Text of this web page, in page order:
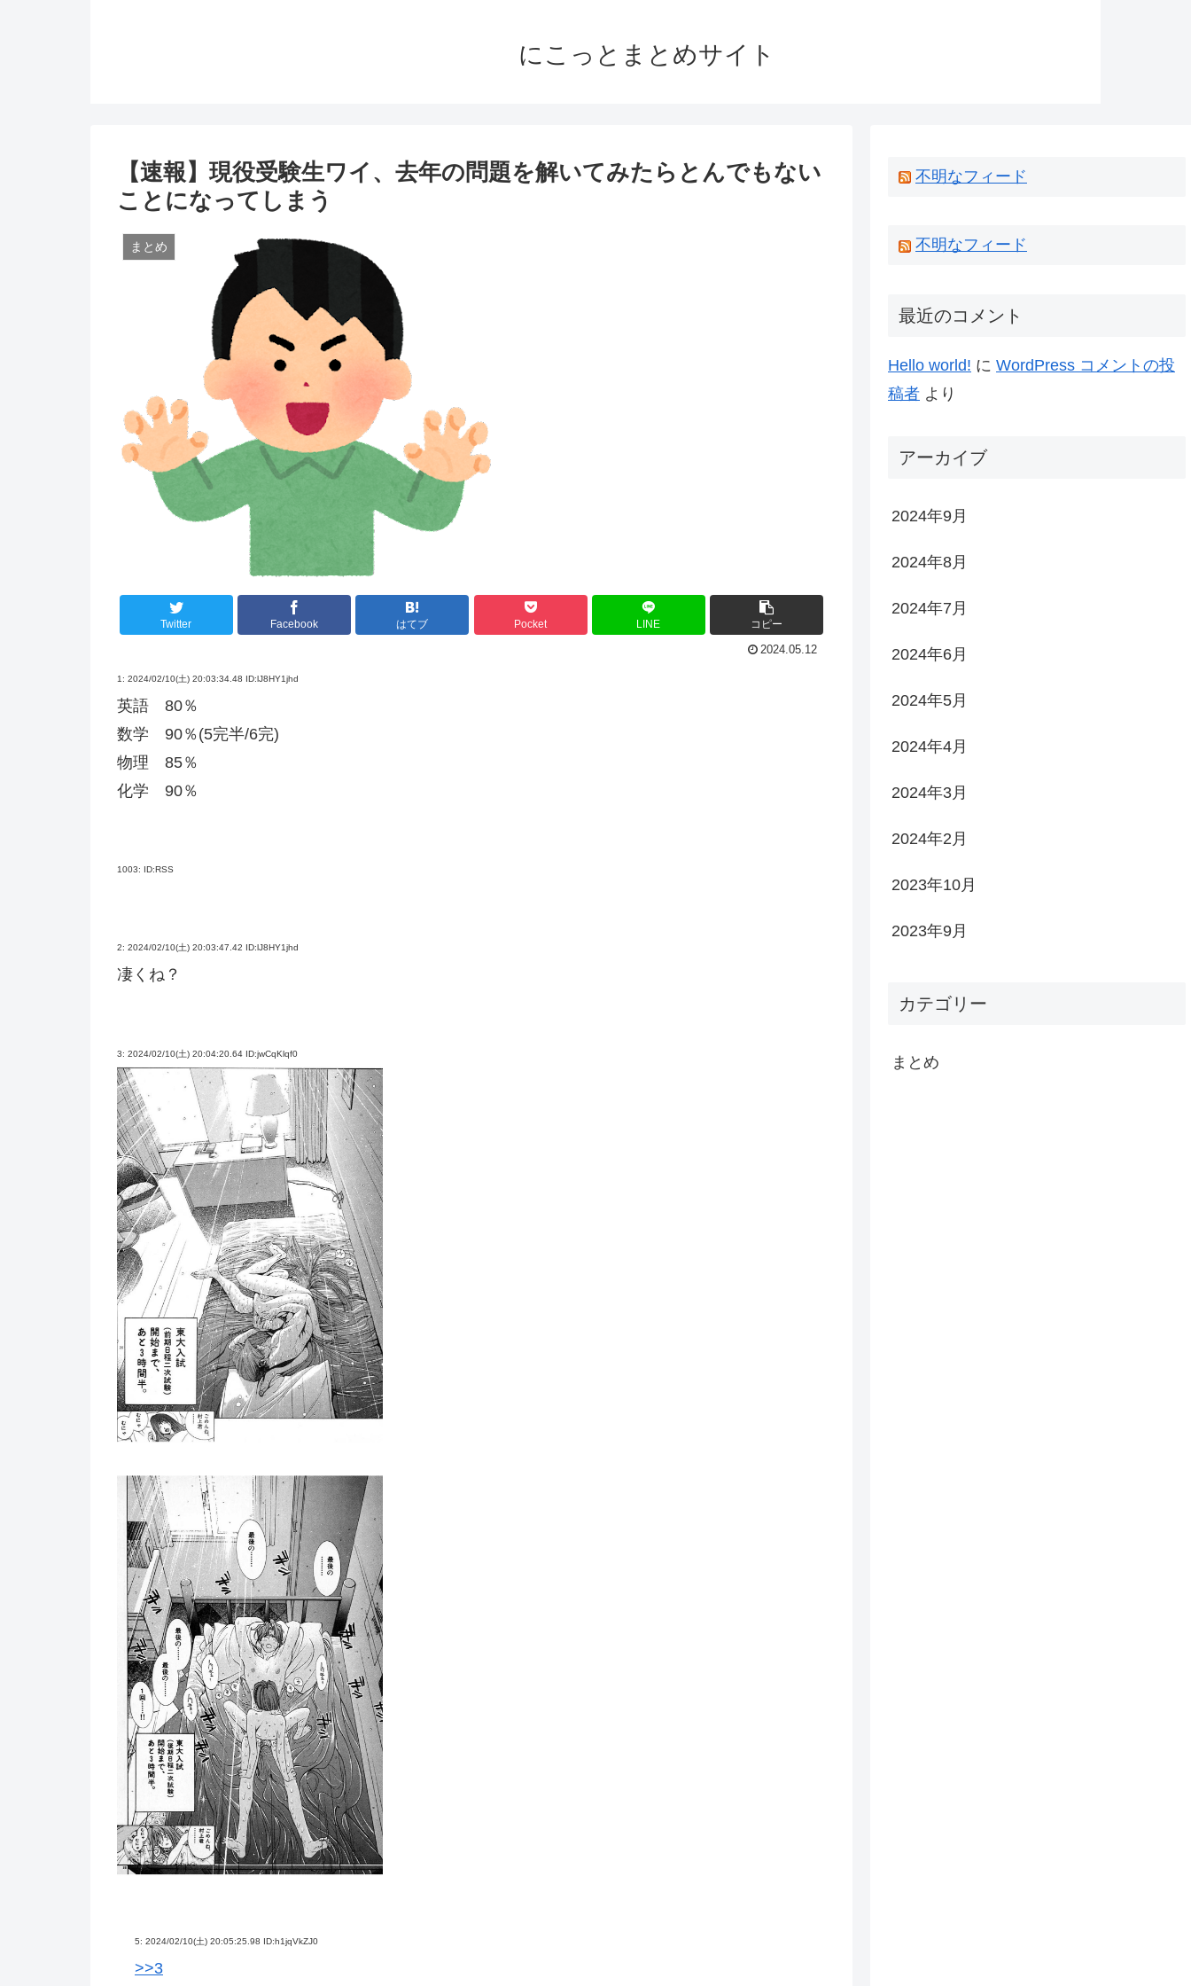
にこっとまとめサイト
【速報】現役受験生ワイ、去年の問題を解いてみたらとんでもない
ことになってしまう
まとめ
Twitter Facebook はてブ Pocket LINE コピー
2024.05.12
1: 2024/02/10(土) 20:03:34.48 ID:lJ8HY1jhd
英語 80％
数学 90％(5完半/6完)
物理 85％
化学 90％
1003: ID:RSS
2: 2024/02/10(土) 20:03:47.42 ID:lJ8HY1jhd
凄くね？
3: 2024/02/10(土) 20:04:20.64 ID:jwCqKlqf0
5: 2024/02/10(土) 20:05:25.98 ID:h1jqVkZJ0
>>3
不明なフィード
不明なフィード
最近のコメント
Hello world! に WordPress コメントの投
稿者 より
アーカイブ
2024年9月
2024年8月
2024年7月
2024年6月
2024年5月
2024年4月
2024年3月
2024年2月
2023年10月
2023年9月
カテゴリー
まとめ